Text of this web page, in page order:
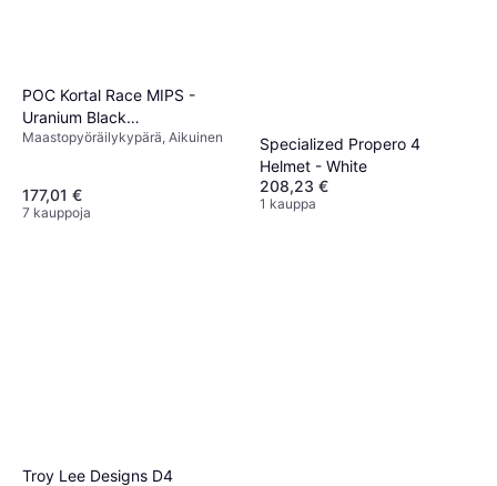
POC Kortal Race MIPS -
Uranium Black
Matt/Hydrogen White
Maastopyöräilykypärä, Aikuinen
177,01 €
7 kauppoja
Specialized Propero 4
Helmet - White
208,23 €
1 kauppa
Troy Lee Designs D4